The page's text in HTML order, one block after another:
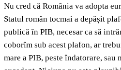
Nu cred că România va adopta
Statul român tocmai a depășit
publică în PIB, necesar ca să
coborîm sub acest plafon, ar
mare a PIB, peste îndatorare, sau